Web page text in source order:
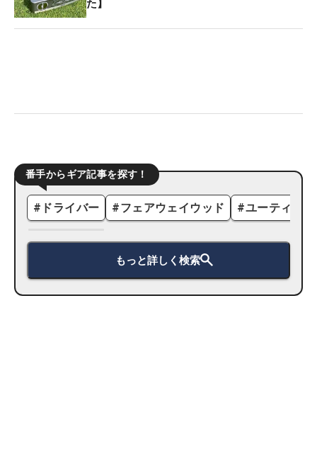
た】
番手からギア記事を探す！
# ドライバー #フェアウェイウッド #ユーティリ
もっと詳しく検索